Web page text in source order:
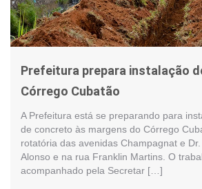
Prefeitura prepara instalação
Córrego Cubatão
A Prefeitura está se preparando para
de concreto às margens do Córrego
rotatória das avenidas Champagnat e
Alonso e na rua Franklin Martins. O
acompanhado pela Secretar […]